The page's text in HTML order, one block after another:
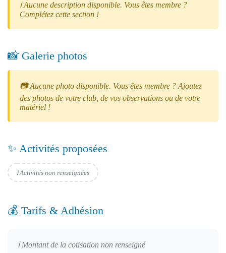
ℹ️ Aucune description disponible. Vous êtes membre ?
Complétez cette section !
📸 Galerie photos
📷 Aucune photo disponible. Vous êtes membre ? Ajoutez
des photos de votre club, de vos observations ou de votre
matériel !
✨ Activités proposées
ℹ️ Activités non renseignées
💰 Tarifs & Adhésion
ℹ️ Montant de la cotisation non renseigné